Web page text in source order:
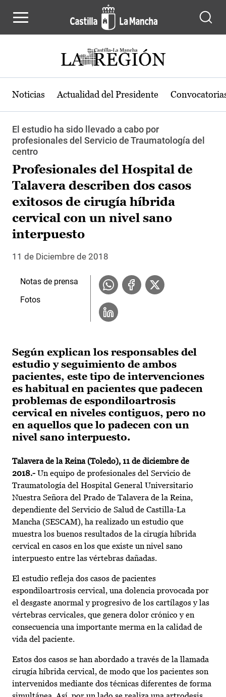
Noticias Actualidad del Presidente
El estudio ha sido llevado a cabo por
profesionales del Servicio de Traumatología del
centro
Profesionales del Hospital de
Talavera describen dos casos
exitosos de cirugía híbrida
cervical con un nivel sano
interpuesto
11 de Diciembre de 2018
Según explican los responsables del
estudio y seguimiento de ambos
pacientes, este tipo de intervenciones
es habitual en pacientes que padecen
problemas de espondiloartrosis
cervical en niveles contiguos, pero no
en aquellos que lo padecen con un
nivel sano interpuesto.
Talavera de la Reina (Toledo), 11 de diciembre de
2018.- Un equipo de profesionales del Servicio de
Traumatología del Hospital General Universitario
Nuestra Señora del Prado de Talavera de la Reina,
dependiente del Servicio de Salud de Castilla-La
Mancha (SESCAM), ha realizado un estudio que
muestra los buenos resultados de la cirugía híbrida
cervical en casos en los que existe un nivel sano
interpuesto entre las vértebras dañadas.
El estudio refleja dos casos de pacientes
espondiloartrosis cervical, una dolencia provocada por
el desgaste anormal y progresivo de los cartílagos y las
vértebras cervicales, que genera dolor crónico y en
consecuencia una importante merma en la calidad de
vida del paciente.
Estos dos casos se han abordado a través de la llamada
cirugía híbrida cervical, de modo que los pacientes son
intervenidos mediante dos técnicas diferentes de forma
Notas de prensa
Fotos